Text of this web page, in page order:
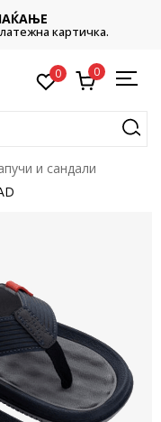
картичка.
0 0
и сандали